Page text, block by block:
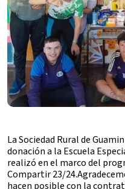
La Sociedad Rural de
donación a la Escuela
realizó en el marco del
Compartir 23/
hacen posible con la